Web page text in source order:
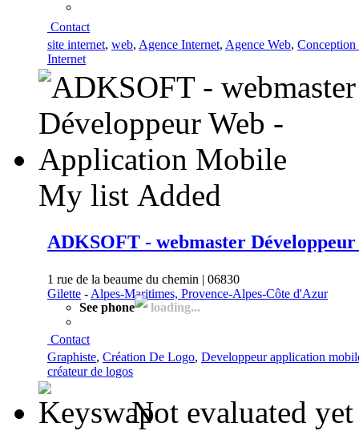
Contact
site internet, web, Agence Internet, Agence Web, Conception
Internet
My list Added
ADKSOFT - webmaster
1 rue de la beaume du chemin | 06830
Gilette - Alpes-Maritimes, Provence-Alpes-Côte d'Azur
See phone
loading...
Contact
Graphiste, Création De Logo, Developpeur application
créateur de logos
Not evaluated yet